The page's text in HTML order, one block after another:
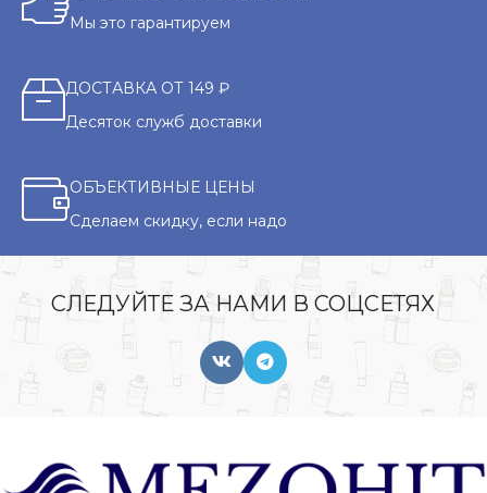
Мы это гарантируем
ДОСТАВКА ОТ 149 ₽
Десяток служб доставки
ОБЪЕКТИВНЫЕ ЦЕНЫ
Сделаем скидку, если надо
СЛЕДУЙТЕ ЗА НАМИ В СОЦСЕТЯХ